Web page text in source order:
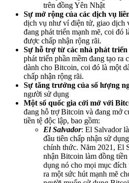
trên đồng Yên Nhật
Sự mở rộng của các dịch vụ
dịch vụ như ví điện tử, giao dịch
đang phát triển mạnh mẽ, coi đó
được chấp nhận rộng rãi.
Sự hỗ trợ từ các nhà phát triển
phát triển phần mềm đang tạo ra
dành cho Bitcoin, coi đó là một
chấp nhận rộng rãi.
Sự tăng trưởng của số lượng
người sử dụng
Một số quốc gia cởi mở với
đang hỗ trợ Bitcoin và đang mở
tiền tệ độc lập, bao gồm:
El Salvador: El Salvador
đầu tiên chấp nhận sử
chính thức. Năm 2021, El
nhận Bitcoin làm đồng
dụng nó cho mọi mục
ra một sức hút mạnh mẽ